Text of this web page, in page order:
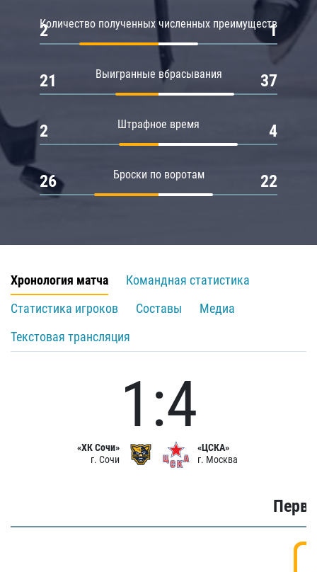
Количество полученных численных преимуществ
2 1
Выигранные вбрасывания
21 37
Штрафное время
2 4
Броски по воротам
26 22
Хронология матча
Командная статистика
Статистика игроков
Составы
Медиа
Текстовая трансляция
«ХК Сочи»
г. Сочи
1:4
«ЦСКА»
г. Москва